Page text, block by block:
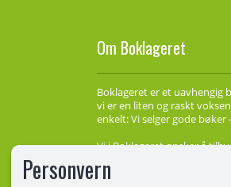
Om Boklageret
Boklageret er et uavhengig
vi er en liten og raskt
enkelt: Vi selger gode bøker
Vi i Boklageret ønsker å
alle bøker som finnes i
de beste prisene. Vi har
Personvern